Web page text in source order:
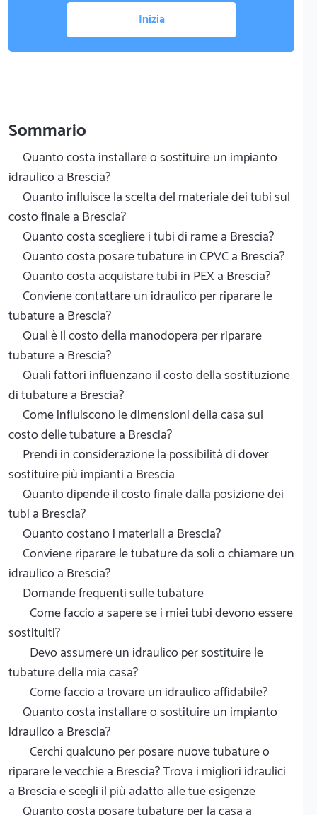
Inizia
Sommario
Quanto costa installare o sostituire un impianto
idraulico a Brescia?
Quanto influisce la scelta del materiale dei tubi sul
costo finale a Brescia?
Quanto costa scegliere i tubi di rame a Brescia?
Quanto costa posare tubature in CPVC a Brescia?
Quanto costa acquistare tubi in PEX a Brescia?
Conviene contattare un idraulico per riparare le
tubature a Brescia?
Qual è il costo della manodopera per riparare
tubature a Brescia?
Quali fattori influenzano il costo della sostituzione
di tubature a Brescia?
Come influiscono le dimensioni della casa sul
costo delle tubature a Brescia?
Prendi in considerazione la possibilità di dover
sostituire più impianti a Brescia
Quanto dipende il costo finale dalla posizione dei
tubi a Brescia?
Quanto costano i materiali a Brescia?
Conviene riparare le tubature da soli o chiamare un
idraulico a Brescia?
Domande frequenti sulle tubature
Come faccio a sapere se i miei tubi devono essere
sostituiti?
Devo assumere un idraulico per sostituire le
tubature della mia casa?
Come faccio a trovare un idraulico affidabile?
Quanto costa installare o sostituire un impianto
idraulico a Brescia?
Cerchi qualcuno per posare nuove tubature o
riparare le vecchie a Brescia? Trova i migliori idraulici
a Brescia e scegli il più adatto alle tue esigenze